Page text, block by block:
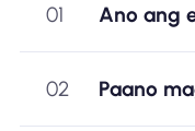
01 Ano ang
02 Paano